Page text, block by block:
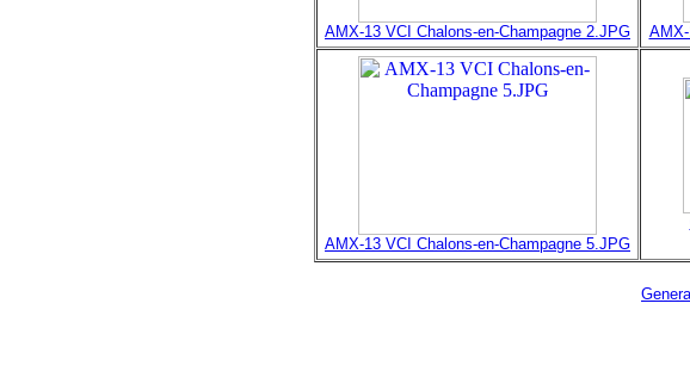
AMX-13 VCI Chalons-en-Champagne 2.JPG
AMX-13 VCI Chalons-en-Champagne 5.JPG